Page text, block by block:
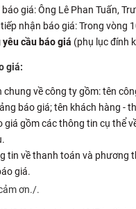
giá: Ông Lê Phan Tuấn,
nhận báo giá: Trong vòng
cầu báo giá (phụ lục đính
giá:
chung về công ty gồm: tên
báo giá; tên khách hàng -
giá gồm các thông tin cụ thể
tin về thanh toán và phương
giá.
ơn./.